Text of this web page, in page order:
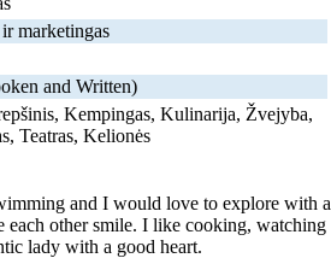
marketingas
and Written)
Kempingas, Kulinarija, Žvejyba,
Teatras, Kelionės
and I would love to explore with a
each other smile. I like cooking, watching
lady with a good heart.